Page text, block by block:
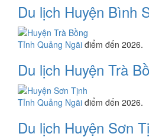
Du lịch Huyện Bình
Tỉnh Quảng Ngãi điểm đến 2026.
Du lịch Huyện Trà
Tỉnh Quảng Ngãi điểm đến 2026.
Du lịch Huyện Sơn